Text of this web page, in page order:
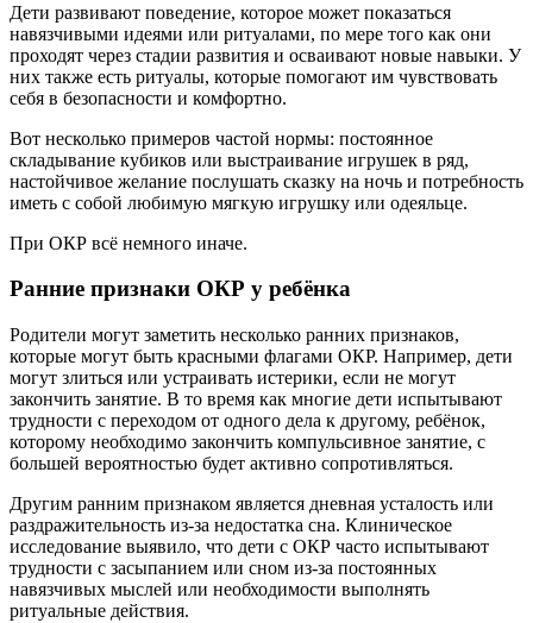
Дети развивают поведение, которое может показаться
навязчивыми идеями или ритуалами, по мере того как они
проходят через стадии развития и осваивают новые навыки. У
них также есть ритуалы, которые помогают им чувствовать
себя в безопасности и комфортно.
Вот несколько примеров частой нормы: постоянное
складывание кубиков или выстраивание игрушек в ряд,
настойчивое желание послушать сказку на ночь и потребность
иметь с собой любимую мягкую игрушку или одеяльце.
При ОКР всё немного иначе.
Ранние признаки ОКР у ребёнка
Родители могут заметить несколько ранних признаков,
которые могут быть красными флагами ОКР. Например, дети
могут злиться или устраивать истерики, если не могут
закончить занятие. В то время как многие дети испытывают
трудности с переходом от одного дела к другому, ребёнок,
которому необходимо закончить компульсивное занятие, с
большей вероятностью будет активно сопротивляться.
Другим ранним признаком является дневная усталость или
раздражительность из-за недостатка сна. Клиническое
исследование выявило, что дети с ОКР часто испытывают
трудности с засыпанием или сном из-за постоянных
навязчивых мыслей или необходимости выполнять
ритуальные действия.